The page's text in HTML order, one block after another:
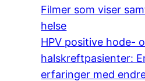
Filmer som viser
helse
HPV positive hode-
halskreftpasienter:
erfaringer med